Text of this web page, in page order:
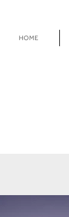
HOME